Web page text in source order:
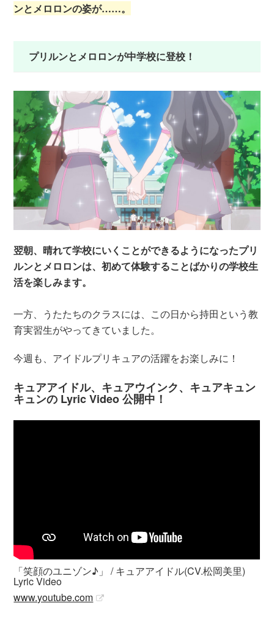
ンとメロロンの姿が……。
プリルンとメロロンが中学校に登校！
翌朝、晴れて学校にいくことができるようになったプリ
ルンとメロロンは、初めて体験することばかりの学校生
活を楽しみます。
一方、うたたちのクラスには、この日から持田という教
育実習生がやってきていました。
今週も、アイドルプリキュアの活躍をお楽しみに！
キュアアイドル、キュアウインク、キュアキュン
キュンの Lyric Video 公開中！
「笑顔のユニゾン♪」 / キュアアイドル(CV.松岡美里)
Lyric Video
www.youtube.com